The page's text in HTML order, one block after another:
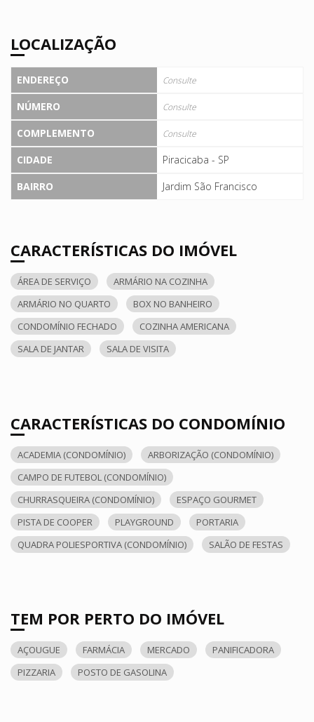
LOCALIZAÇÃO
ENDEREÇO Consulte
NÚMERO Consulte
COMPLEMENTO Consulte
CIDADE
Piracicaba - SP
BAIRRO
Jardim São Francisco
CARACTERÍSTICAS DO IMÓVEL
ÁREA DE SERVIÇO
ARMÁRIO NA COZINHA
ARMÁRIO NO QUARTO
BOX NO BANHEIRO
CONDOMÍNIO FECHADO
COZINHA AMERICANA
SALA DE JANTAR
SALA DE VISITA
CARACTERÍSTICAS DO CONDOMÍNIO
ACADEMIA (CONDOMÍNIO)
ARBORIZAÇÃO (CONDOMÍNIO)
CAMPO DE FUTEBOL (CONDOMÍNIO)
CHURRASQUEIRA (CONDOMÍNIO)
ESPAÇO GOURMET
PISTA DE COOPER
PLAYGROUND
PORTARIA
QUADRA POLIESPORTIVA (CONDOMÍNIO)
SALÃO DE FESTAS
TEM POR PERTO DO IMÓVEL
AÇOUGUE FARMÁCIA MERCADO
PANIFICADORA
PIZZARIA
POSTO DE GASOLINA